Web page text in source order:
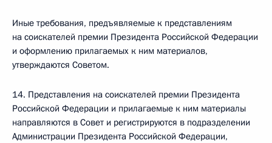
Иные требования, предъявляемые к представлениям
на соискателей премии Президента Российской Федерации
и оформлению прилагаемых к ним материалов,
утверждаются Советом.
14. Представления на соискателей премии Президента
Российской Федерации и прилагаемые к ним материалы
направляются в Совет и регистрируются в подразделении
Администрации Президента Российской Федерации,